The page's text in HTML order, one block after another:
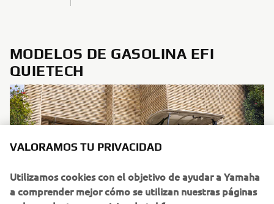
MODELOS DE GASOLINA EFI
QUIETECH
VALORAMOS TU PRIVACIDAD
Utilizamos cookies con el objetivo de ayudar a Yamaha
a comprender mejor cómo se utilizan nuestras páginas